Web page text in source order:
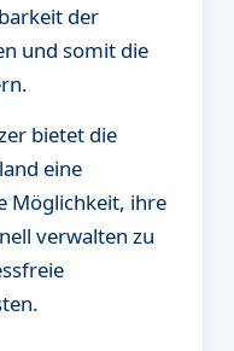
der
und somit die
bietet die
eine
Möglichkeit, ihre
verwalten zu